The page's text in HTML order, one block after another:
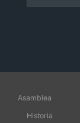
Asamblea
Historia